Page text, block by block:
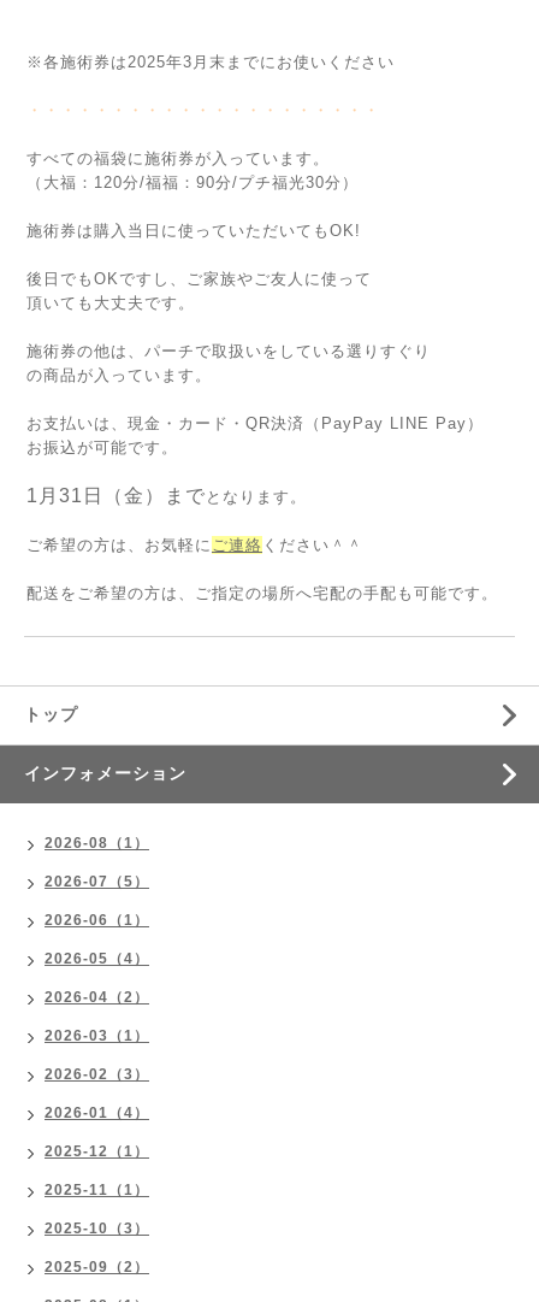
※各施術券は2025年3月末までにお使いください
・・・・・・・・・・・・・・・・・・・・・
すべての福袋に施術券が入っています。
（大福：120分/福福：90分/プチ福光30分）
施術券は購入当日に使っていただいてもOK!
後日でもOKですし、ご家族やご友人に使って
頂いても大丈夫です。
施術券の他は、パーチで取扱いをしている選りすぐり
の商品が入っています。
お支払いは、現金・カード・QR決済（PayPay LINE Pay）
お振込が可能です。
1月31日（金）まで となります。
ご希望の方は、お気軽に ご連絡 ください＾＾
配送をご希望の方は、ご指定の場所へ宅配の手配も可能です。
トップ
インフォメーション
2026-08（1）
2026-07（5）
2026-06（1）
2026-05（4）
2026-04（2）
2026-03（1）
2026-02（3）
2026-01（4）
2025-12（1）
2025-11（1）
2025-10（3）
2025-09（2）